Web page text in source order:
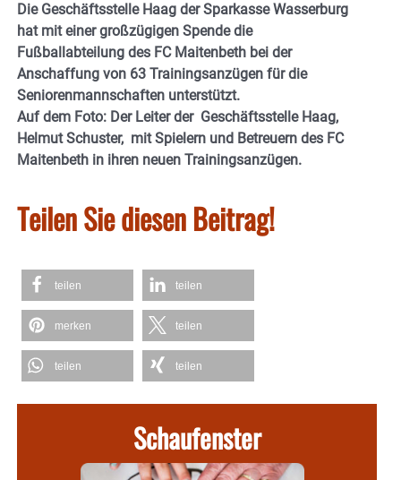
Die Geschäftsstelle Haag der Sparkasse Wasserburg
hat mit einer großzügigen Spende die
Fußballabteilung des FC Maitenbeth bei der
Anschaffung von 63 Trainingsanzügen für die
Seniorenmannschaften unterstützt.
Auf dem Foto: Der Leiter der Geschäftsstelle Haag,
Helmut Schuster, mit Spielern und Betreuern des FC
Maitenbeth in ihren neuen Trainingsanzügen.
Teilen Sie diesen Beitrag!
teilen teilen
merken teilen
teilen teilen
Schaufenster